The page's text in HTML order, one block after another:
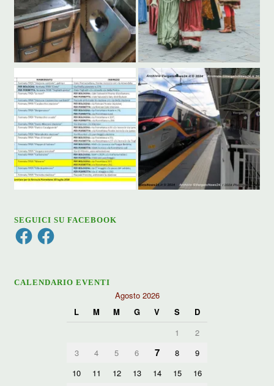
SEGUICI SU FACEBOOK
FacebookFacebook
CALENDARIO EVENTI
Agosto 2026
L
M M G V S
D
1
2
3
4 5 6 7 8
9
10
11 12 13 14 15
16